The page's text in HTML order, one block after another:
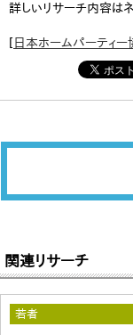
詳しいリサーチ内容は
[日本ホームパーティー
関連リサーチ
若者